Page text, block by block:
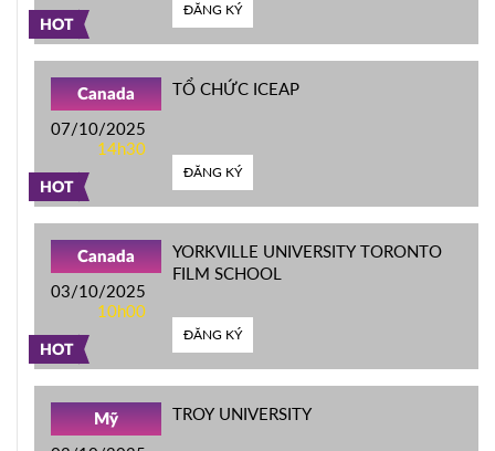
HOT
ĐĂNG KÝ
HOT
Canada
07/10/2025
14h30
TỔ CHỨC ICEAP
ĐĂNG KÝ
HOT
Canada
03/10/2025
10h00
YORKVILLE UNIVERSITY TORONTO
FILM SCHOOL
ĐĂNG KÝ
Mỹ TROY UNIVERSITY